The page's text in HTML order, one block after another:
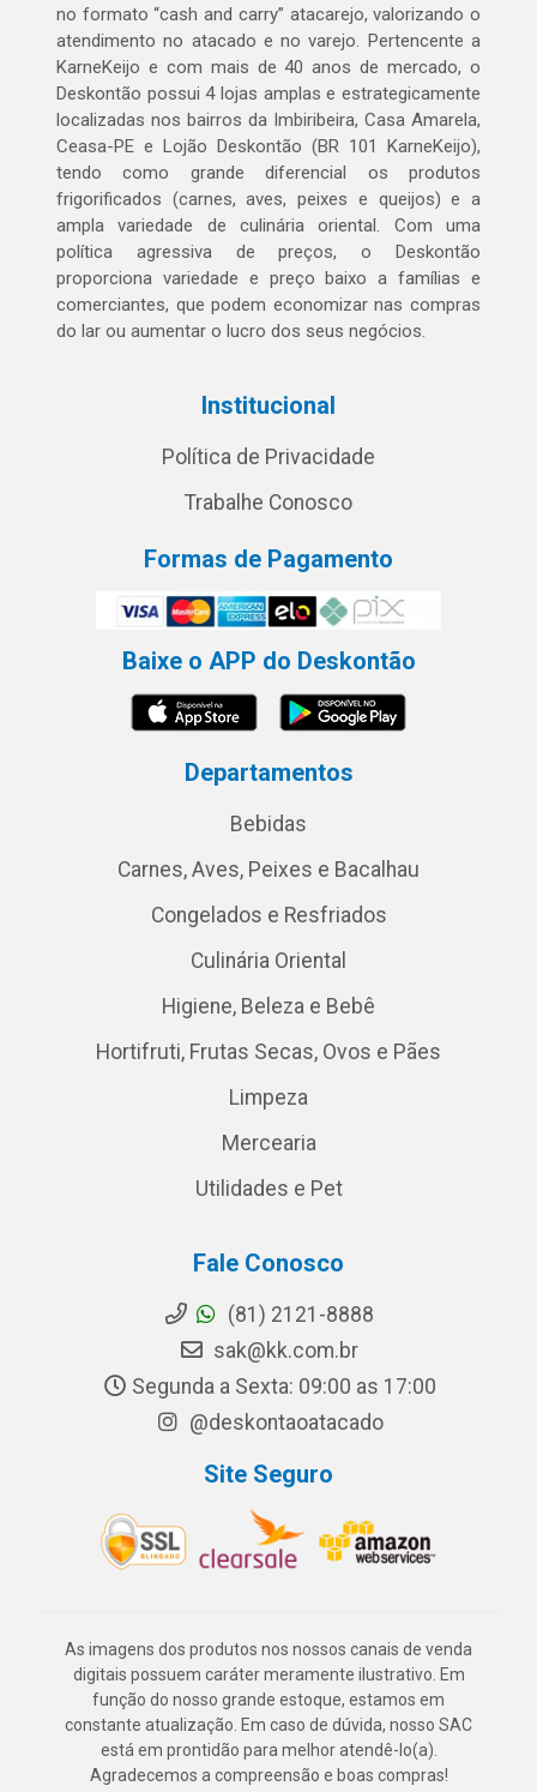
no formato “cash and carry” atacarejo, valorizando o
atendimento no atacado e no varejo. Pertencente a
KarneKeijo e com mais de 40 anos de mercado, o
Deskontão possui 4 lojas amplas e estrategicamente
localizadas nos bairros da Imbiribeira, Casa Amarela,
Ceasa-PE e Lojão Deskontão (BR 101 KarneKeijo),
tendo como grande diferencial os produtos
frigorificados (carnes, aves, peixes e queijos) e a
ampla variedade de culinária oriental. Com uma
política agressiva de preços, o Deskontão
proporciona variedade e preço baixo a famílias e
comerciantes, que podem economizar nas compras
do lar ou aumentar o lucro dos seus negócios.
Institucional
Política de Privacidade
Trabalhe Conosco
Formas de Pagamento
Baixe o APP do Deskontão
Departamentos
Bebidas
Carnes, Aves, Peixes e Bacalhau
Congelados e Resfriados
Culinária Oriental
Higiene, Beleza e Bebê
Hortifruti, Frutas Secas, Ovos e Pães
Limpeza
Mercearia
Utilidades e Pet
Fale Conosco
(81) 2121-8888
sak@kk.com.br
Segunda a Sexta: 09:00 as 17:00
@deskontaoatacado
Site Seguro
As imagens dos produtos nos nossos canais de venda
digitais possuem caráter meramente ilustrativo. Em
função do nosso grande estoque, estamos em
constante atualização. Em caso de dúvida, nosso SAC
está em prontidão para melhor atendê-lo(a).
Agradecemos a compreensão e boas compras!